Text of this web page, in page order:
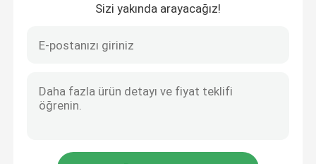
Sizi yakında arayacağız!